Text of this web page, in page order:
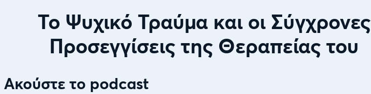
Το Ψυχικό Τραύμα και οι Σύγχρονες
Προσεγγίσεις της Θεραπείας του
Ακούστε το podcast